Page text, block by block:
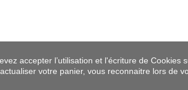
accepter l’utilisation et l'écriture de
votre panier, vous reconnaitre lors de